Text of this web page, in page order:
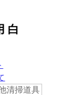
白
清掃道具